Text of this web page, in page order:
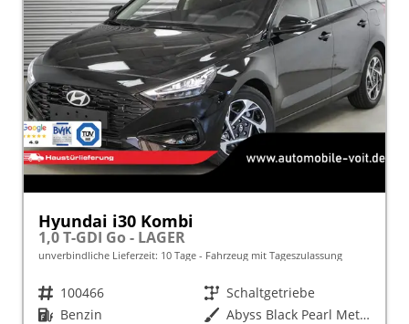
Hyundai i30 Kombi
1,0 T-GDI Go - LAGER
unverbindliche Lieferzeit: 10 Tage Fahrzeug mit Tageszulassung
Fahrzeugnr. 100466 Getriebe Schaltgetriebe
Kraftstoff Benzin Außenfarbe
Abyss Black Pearl Metallic ()